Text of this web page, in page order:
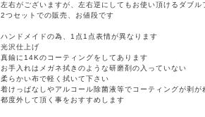
左右がございますが、左右逆にしてもお使い頂けるダブル
2つセットでの販売、お値段です
ハンドメイドの為、1点1点表情が異なります
光沢仕上げ
真鍮に14Kのコーティングをしてあります
お手入れはメガネ拭きのような研磨剤の入っていない
柔らかい布で軽く拭いて下さい
着けっぱなしやアルコール除菌液等でコーティングが剥
都度外して頂く事をおすすめします